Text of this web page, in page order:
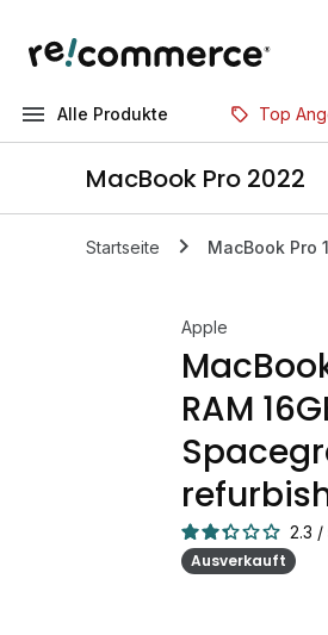
Alle Produkte Top
MacBook Pro 2022
Startseite MacBook Pro
Apple
RAM
2.3 /
Ausverkauft